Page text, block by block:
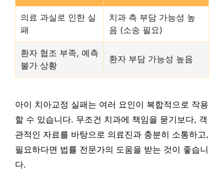
의료 과실로 인한 실
패
치과 측 부담 가능성 높
음 (소송 필요)
환자 협조 부족, 예측
불가 상황
환자 부담 가능성 높음
아이 치아교정 실패는 여러 요인이 복합적으로 작용
할 수 있습니다. 무조건 치과에 책임을 묻기보다, 객
관적인 자료를 바탕으로 의료진과 충분히 소통하고,
필요하다면 법률 전문가의 도움을 받는 것이 좋습니
다.